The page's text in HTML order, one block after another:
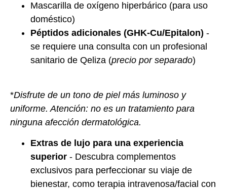
Mascarilla de oxígeno hiperbárico (para uso
doméstico)
Péptidos adicionales (GHK-Cu/Epitalon) -
se requiere una consulta con un profesional
sanitario de Qeliza (precio por separado)
*Disfrute de un tono de piel más luminoso y
uniforme. Atención: no es un tratamiento para
ninguna afección dermatológica.
Extras de lujo para una experiencia
superior - Descubra complementos
exclusivos para perfeccionar su viaje de
bienestar, como terapia intravenosa/facial con